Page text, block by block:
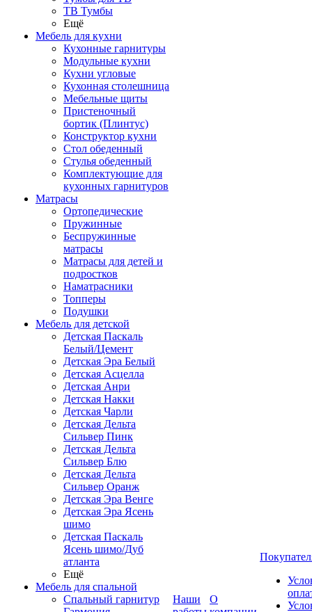
ТВ Тумбы
Ещё
Мебель для кухни
Кухонные гарнитуры
Модульные кухни
Кухни угловые
Кухонная столешница
Мебельные щиты
Пристеночный
бортик (Плинтус)
Конструктор кухни
Стол обеденный
Стулья обеденный
Комплектующие для
кухонных гарнитуров
Матраcы
Ортопедические
Пружинные
Беспружинные
матрасы
Матрасы для детей и
подростков
Наматрасники
Топперы
Подушки
Мебель для детской
Детская Паскаль
Белый/Цемент
Детская Эра Белый
Детская Асцелла
Детская Анри
Детская Накки
Детская Чарли
Детская Дельта
Сильвер Пинк
Детская Дельта
Сильвер Блю
Детская Дельта
Сильвер Оранж
Детская Эра Венге
Детская Эра Ясень
шимо
Детская Паскаль
Ясень шимо/Дуб
атланта
Ещё
Мебель для спальной
Спальный гарнитур
Наши
О